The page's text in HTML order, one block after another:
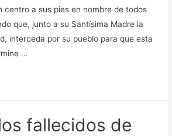
centro a sus pies en nombre de todos
que, junto a su Santísima Madre la
interceda por su pueblo para que esta
…
fallecidos de